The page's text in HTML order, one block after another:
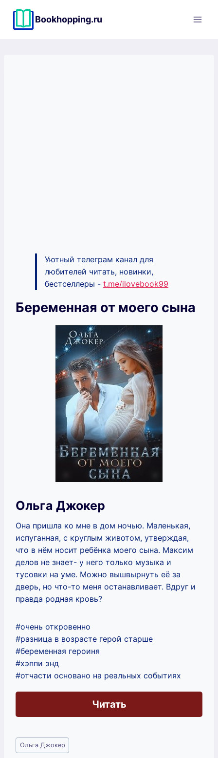
содержимому
Bookhopping.ru
Уютный телеграм канал для
любителей читать, новинки,
бестселлеры - t.me/ilovebook99
Беременная от моего сына
Ольга Джокер
Она пришла ко мне в дом ночью. Маленькая,
испуганная, с круглым животом, утверждая,
что в нём носит ребёнка моего сына. Максим
делов не знает- у него только музыка и
тусовки на уме. Можно вышвырнуть её за
дверь, но что-то меня останавливает. Вдруг и
правда родная кровь?
#очень откровенно
#разница в возрасте герой старше
#беременная героиня
#хэппи энд
#отчасти основано на реальных событиях
Читать
Метки
записи:
Ольга Джокер